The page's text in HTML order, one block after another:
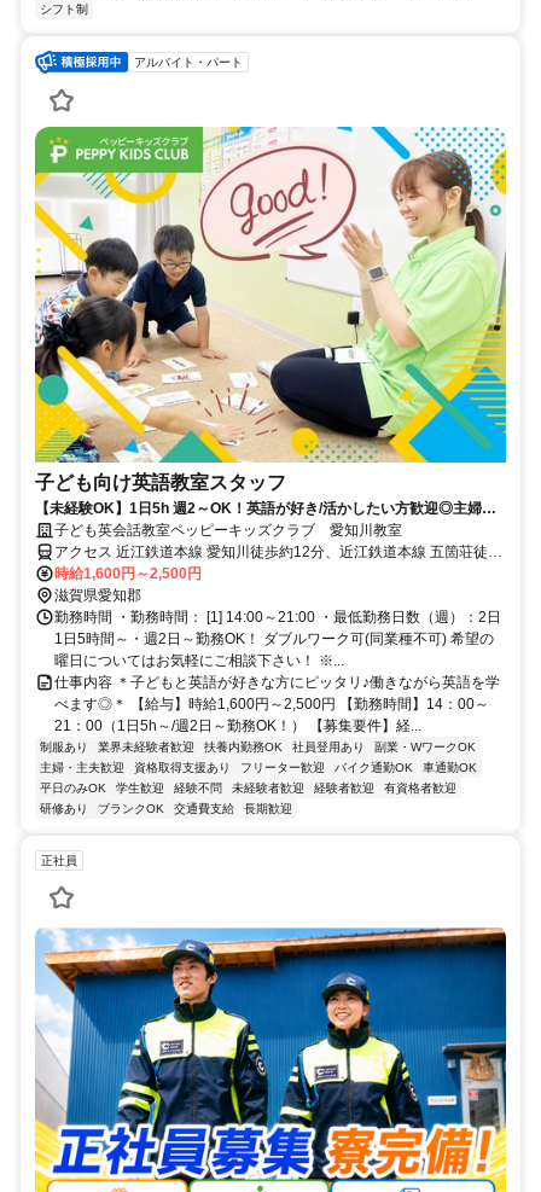
シフト制
アルバイト・パート
子ども向け英語教室スタッフ
【未経験OK】1日5h 週2～OK！英語が好き/活かしたい方歓迎◎主婦
(夫)/学生も活躍中！
子ども英会話教室ペッピーキッズクラブ 愛知川教室
アクセス 近江鉄道本線 愛知川徒歩約12分、近江鉄道本線 五箇荘徒歩
約39分 近江鉄道本線「愛知川駅」より徒歩12分 ／近隣教室への勤務
も応相談 ※屋内禁煙
時給1,600円～2,500円
滋賀県愛知郡
勤務時間 ・勤務時間： [1] 14:00～21:00 ・最低勤務日数（週）：2日
1日5時間～・週2日～勤務OK！ ダブルワーク可(同業種不可) 希望の
曜日についてはお気軽にご相談下さい！ ※...
仕事内容 ＊子どもと英語が好きな方にピッタリ♪働きながら英語を学
べます◎＊ 【給与】時給1,600円～2,500円 【勤務時間】14：00～
21：00（1日5h～/週2日～勤務OK！） 【募集要件】経...
制服あり 業界未経験者歓迎 扶養内勤務OK 社員登用あり
副業・WワークOK
主婦・主夫歓迎
資格取得支援あり フリーター歓迎 バイク通勤OK
車通勤OK
平日のみOK
学生歓迎 経験不問 未経験者歓迎 経験者歓迎
有資格者歓迎
研修あり
ブランクOK 交通費支給 長期歓迎
正社員